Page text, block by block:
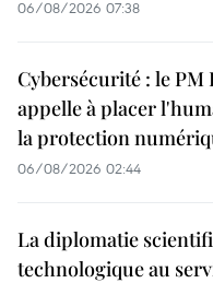
06/08/2026 07:38
Cybersécurité : le
appelle à placer
la protection
06/08/2026 02:44
La diplomatie
technologique au